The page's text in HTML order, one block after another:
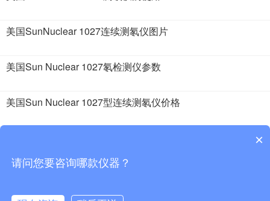
美国SunNuclear 1027连续测氡仪图片
美国Sun Nuclear 1027氡检测仪参数
美国Sun Nuclear 1027型连续测氡仪价格
×
请问您要咨询哪款仪器？